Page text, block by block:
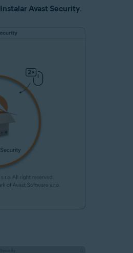
Instalar Avast Security.